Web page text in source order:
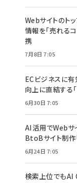
Webサイトのト
情報を「売れる
携
7月8日 7:05
ECビジネスに
向上に直結する
6月30日 7:05
AI活用でWebサ
BtoBサイト制作
6月24日 7:05
検索上位でもAI